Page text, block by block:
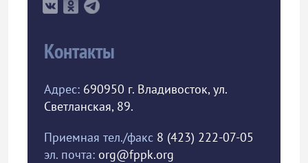
Контакты
Адрес: 690950 г. Владивосток, ул.
Светланская, 89.
Приемная тел./факс 8 (423) 222-07-05
эл. почта: org@fppk.org